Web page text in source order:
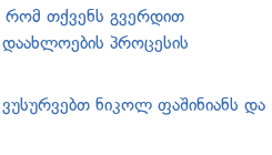
რომ თქვენს გვერდით
პროცესის
ვუსურვებთ ნიკოლ ფაშინიანს და